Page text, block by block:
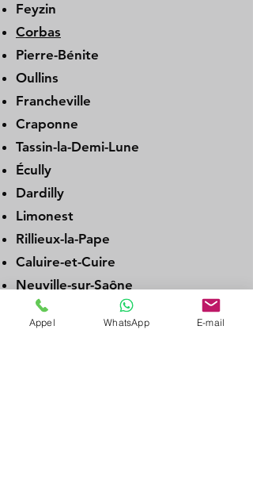
Feyzin
Corbas
Pierre-Bénite
Oullins
Francheville
Craponne
Tassin-la-Demi-Lune
Écully
Dardilly
Limonest
Rillieux-la-Pape
Caluire-et-Cuire
Neuville-sur-Saône
Genay
Albigny-sur-Saône
Appel WhatsApp E-mail